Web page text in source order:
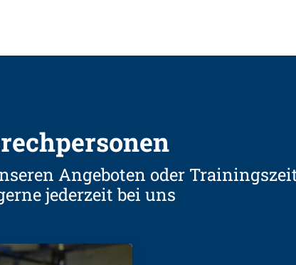
Angeboten oder
jederzeit bei uns